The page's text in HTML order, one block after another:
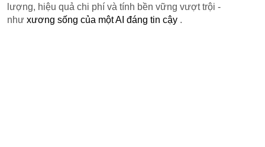
lượng, hiệu quả chi phí và tính bền vững vượt trội -
nhưxương sống của một AI đáng tin cậy .